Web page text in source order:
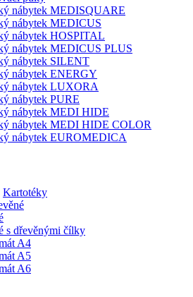
nábytek MEDISQUARE
nábytek MEDICUS
nábytek HOSPITAL
nábytek MEDICUS PLUS
nábytek SILENT
nábytek ENERGY
nábytek LUXORA
nábytek PURE
nábytek MEDI HIDE
nábytek MEDI HIDE COLOR
nábytek EUROMEDICA
Kartotéky
s dřevěnými čílky
A4
A5
A6